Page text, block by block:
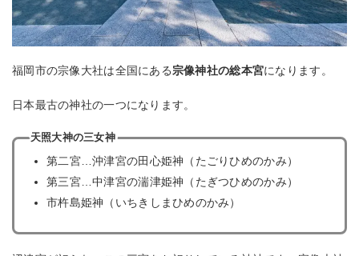
福岡市の宗像大社は全国にある宗像神社の総本宮になります。
日本最古の神社の一つになります。
天照大神の三女神
第二宮…沖津宮の田心姫神（たごりひめのかみ）
第三宮…中津宮の湍津姫神（たぎつひめのかみ）
市杵島姫神（いちきしまひめのかみ）